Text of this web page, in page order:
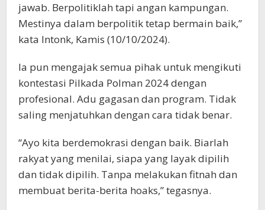
jawab. Berpolitiklah tapi angan kampungan.
Mestinya dalam berpolitik tetap bermain baik,”
kata Intonk, Kamis (10/10/2024).
Ia pun mengajak semua pihak untuk mengikuti
kontestasi Pilkada Polman 2024 dengan
profesional. Adu gagasan dan program. Tidak
saling menjatuhkan dengan cara tidak benar.
“Ayo kita berdemokrasi dengan baik. Biarlah
rakyat yang menilai, siapa yang layak dipilih
dan tidak dipilih. Tanpa melakukan fitnah dan
membuat berita-berita hoaks,” tegasnya.